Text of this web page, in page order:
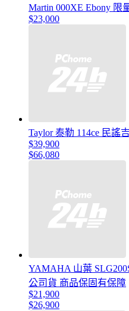
Martin 000XE Ebony 限
$23,000
Taylor 泰勒 114ce 民謠
$39,900
$66,080
YAMAHA 山葉
公司貨 商品保固有保障
$21,900
$26,900